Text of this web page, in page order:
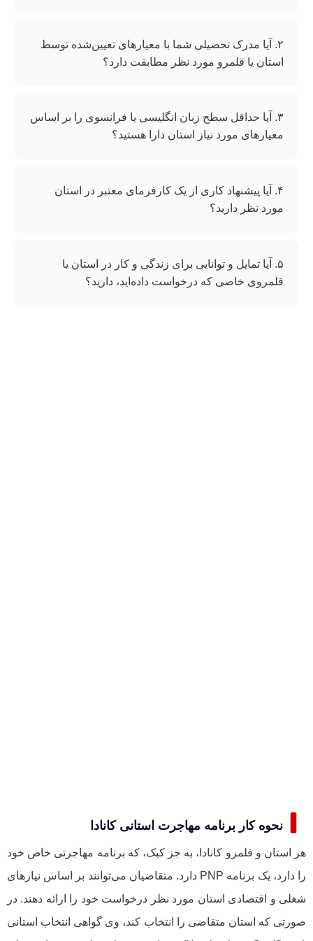
۲. آیا مدرک تحصیلی شما با معیارهای تعیین‌شده توسط
استان یا قلمرو مورد نظر مطابقت دارد؟
۳. آیا حداقل سطح زبان انگلیسی یا فرانسوی را بر اساس
معیارهای مورد نیاز استان دارا هستید؟
۴. آیا پیشنهاد کاری از یک کارفرمای معتبر در استان
مورد نظر دارید؟
۵. آیا تمایل و توانایی برای زندگی و کار در استان یا
قلمروی خاصی که درخواست داده‌اید، دارید؟
نحوه کار برنامه مهاجرت استانی کانادا
هر استان و قلمرو کانادا، به جز کبک، که برنامه مهاجرتی خاص خود
را دارد، یک برنامه PNP دارد. متقاضیان می‌توانند بر اساس نیازهای
شغلی و اقتصادی استان مورد نظر درخواست خود را ارائه دهند. در
صورتی که استان متقاضی را انتخاب کند، وی گواهی انتخاب استانی